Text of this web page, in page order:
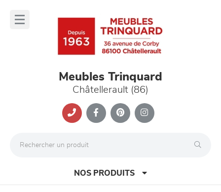
Meubles Trinquard
Châtellerault (86)
NOS PRODUITS